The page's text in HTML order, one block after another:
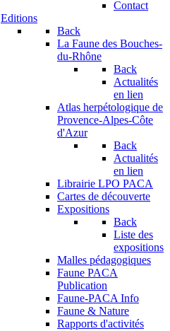
Contact
Editions
Back
La Faune des Bouches-
du-Rhône
Back
Actualités
en lien
Atlas herpétologique de
Provence-Alpes-Côte
d'Azur
Back
Actualités
en lien
Librairie LPO PACA
Cartes de découverte
Expositions
Back
Liste des
expositions
Malles pédagogiques
Faune PACA
Publication
Faune-PACA Info
Faune & Nature
Rapports d'activités